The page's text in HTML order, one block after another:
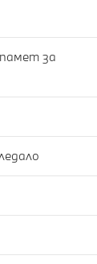
за
на вътрешното огледало